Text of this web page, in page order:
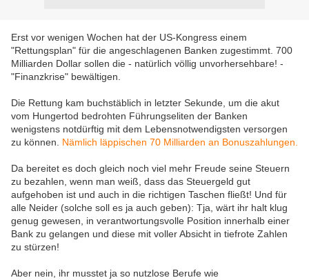
Erst vor wenigen Wochen hat der US-Kongress einem
"Rettungsplan" für die angeschlagenen Banken zugestimmt. 700
Milliarden Dollar sollen die - natürlich völlig unvorhersehbare! -
"Finanzkrise" bewältigen.
Die Rettung kam buchstäblich in letzter Sekunde, um die akut
vom Hungertod bedrohten Führungseliten der Banken
wenigstens notdürftig mit dem Lebensnotwendigsten versorgen
zu können. Nämlich läppischen 70 Milliarden an Bonuszahlungen.
Da bereitet es doch gleich noch viel mehr Freude seine Steuern
zu bezahlen, wenn man weiß, dass das Steuergeld gut
aufgehoben ist und auch in die richtigen Taschen fließt! Und für
alle Neider (solche soll es ja auch geben): Tja, wärt ihr halt klug
genug gewesen, in verantwortungsvolle Position innerhalb einer
Bank zu gelangen und diese mit voller Absicht in tiefrote Zahlen
zu stürzen!
Aber nein, ihr musstet ja so nutzlose Berufe wie